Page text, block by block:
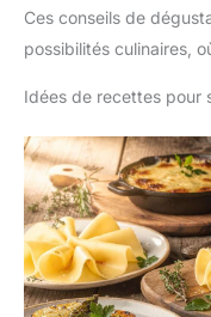
Ces conseils de
possibilités culinaires,
Idées de recettes pour